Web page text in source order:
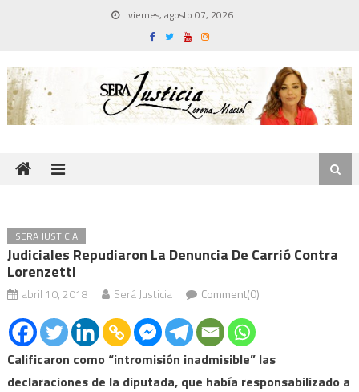
viernes, agosto 07, 2026
SERA JUSTICIA
Judiciales Repudiaron La Denuncia De Carrió Contra
Lorenzetti
abril 10, 2018 Será Justicia Comment(0)
Calificaron como “intromisión inadmisible” las
declaraciones de la diputada, que había responsabilizado a